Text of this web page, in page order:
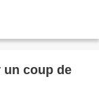
un coup de